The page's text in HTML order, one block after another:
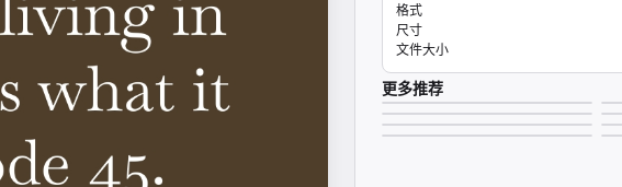
格式
尺寸
文件大小
更多推荐